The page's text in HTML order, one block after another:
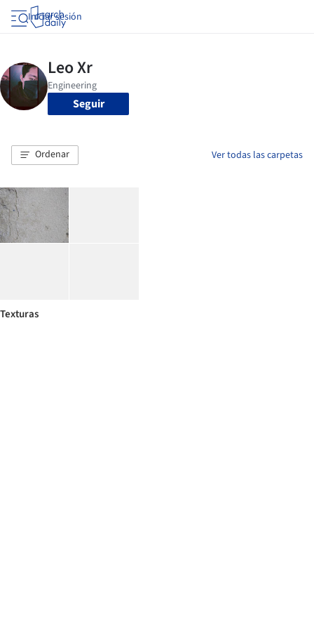
Iniciar sesión
Seguir
Ordenar Ver todas las carpetas
Texturas